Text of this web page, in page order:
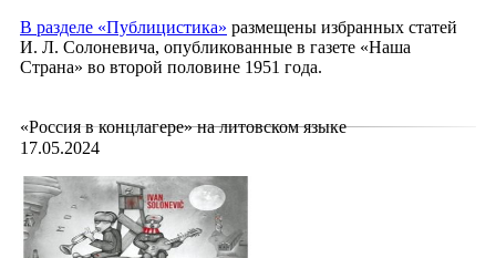
В разделе «Публицистика» размещены избранных статей
И. Л. Солоневича, опубликованные в газете «Наша
Страна» во второй половине 1951 года.
«Россия в концлагере» на литовском языке
17.05.2024